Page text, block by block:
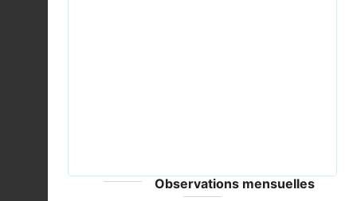
Observations mensuelles